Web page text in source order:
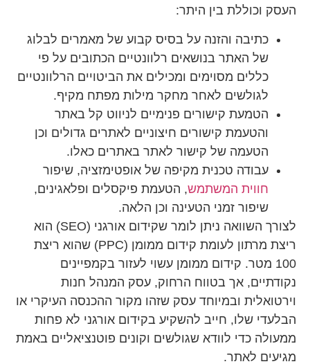
העסק וכוללת בין היתר:
כתיבה והזנה על בסיס קבוע של מאמרים לבלוג
של האתר בנושאים רלוונטיים הכתובים על פי
כללים מסוימים ומכילים את הביטויים הרלוונטיים
לגולשים לאחר מחקר מילות מפתח מקיף.
הטמעת קישורים פנימיים לניווט קל באתר
והטעמת קישורים חיצוניים לאתרים גדולים וכן
הטעמה של קישור לאתר באתרים כאלו.
עבודה טכנית מקיפה של אופטימזציה, שיפור
חווית המשתמש, הטעמת פיקסלים ופלאגינים,
שיפור זמני הטעינה וכן הלאה.
לצורך השוואה ניתן לומר שקידום אורגני (SEO) הוא
ריצת מרתון לעומת קידום ממומן (PPC) שהוא ריצת
100 מטר. קידום ממומן עשוי לעזור בקמפיינים
נקודתיים, אך בטווח הרחוק, עסק המנהל חנות
וירטואלית ובמיוחד עסק שזהו מקור ההכנסה העיקרי או
הבלעדי שלו, חייב להשקיע בקידום אורגני לא פחות
ממעולה כדי לוודא שגולשים וקונים פוטנציאליים באמת
מגיעים לאתר.